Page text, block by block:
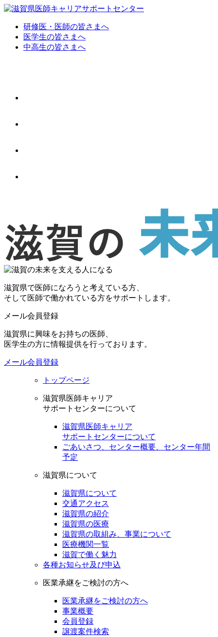
研修医・医師の皆さまへ
医学生の皆さまへ
中高生の皆さまへ
滋賀県で医師になろうと考えている方、
そして医師で働かれている方をサポートします。
メール会員登録
滋賀県に興味をお持ちの医師、
医学生の方に情報提供を行っております。
メール会員登録
トップページ
滋賀県医師キャリア
サポートセンターについて
滋賀県医師キャリア
サポートセンターについて
ごあいさつ、センター概要、センター年間
予定
滋賀県について
滋賀県について
交通アクセス
滋賀県の紹介
滋賀県の医療
滋賀県の取組み、事業について
医療機関一覧
滋賀で働く魅力
各種お知らせ及び申込
医業承継をご検討の方へ
医業承継をご検討の方へ
事業概要
会員登録
譲渡案件検索